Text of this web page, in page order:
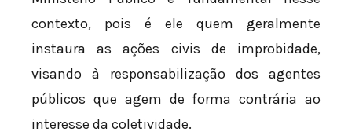
contexto, pois é ele quem geralmente
instaura as ações civis de improbidade,
visando à responsabilização dos agentes
públicos que agem de forma contrária ao
interesse da coletividade.